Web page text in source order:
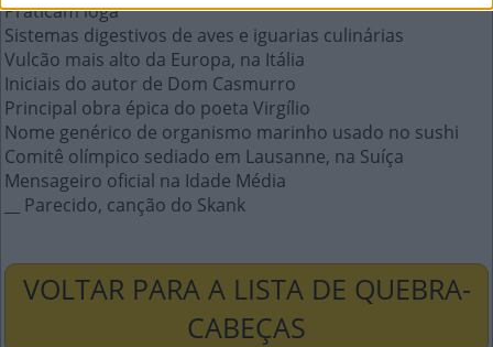
Praticam ioga
Sistemas digestivos de aves e iguarias culinárias
Vulcão mais alto da Europa, na Itália
Iniciais do autor de Dom Casmurro
Principal obra épica do poeta Virgílio
Nome genérico de organismo marinho usado no sushi
Comitê olímpico sediado em Lausanne, na Suíça
Mensageiro oficial na Idade Média
__ Parecido, canção do Skank
VOLTAR PARA A LISTA DE QUEBRA-
CABEÇAS